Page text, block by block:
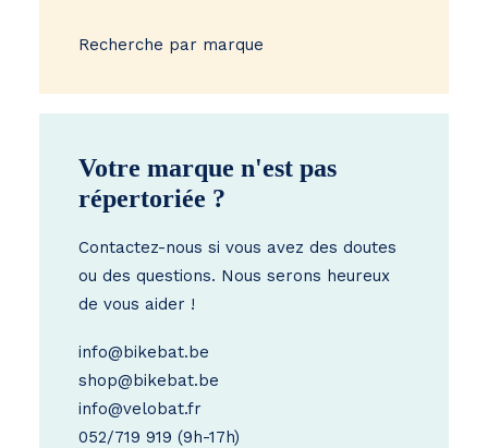
Recherche par marque
Votre marque n'est pas
répertoriée ?
Contactez-nous si vous avez des doutes
ou des questions. Nous serons heureux
de vous aider !
info@bikebat.be
shop@bikebat.be
info@velobat.fr
052/719 919 (9h-17h)